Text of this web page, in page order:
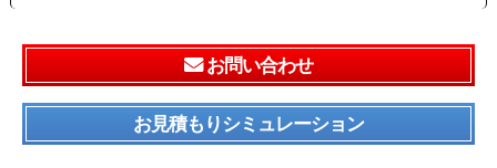
お問い合わせ
お見積もりシミュレーション